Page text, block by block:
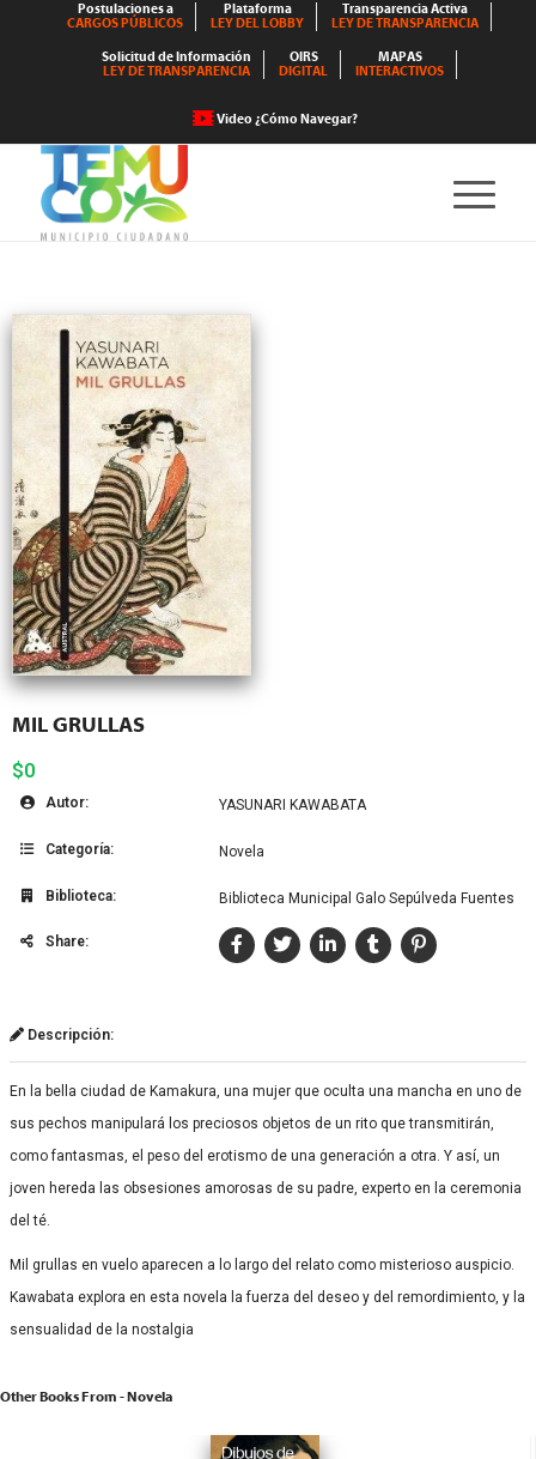
Postulaciones a
CARGOS PÚBLICOS
Plataforma
LEY DEL LOBBY
Transparencia Activa
LEY DE TRANSPARENCIA
Solicitud de Información
LEY DE TRANSPARENCIA
OIRS
DIGITAL
MAPAS
INTERACTIVOS
Video ¿Cómo Navegar?
MIL GRULLAS
$0
Autor: YASUNARI KAWABATA
Categoría: Novela
Biblioteca: Biblioteca Municipal Galo Sepúlveda Fuentes
Share:
Descripción:
En la bella ciudad de Kamakura, una mujer que oculta una mancha en uno de
sus pechos manipulará los preciosos objetos de un rito que transmitirán,
como fantasmas, el peso del erotismo de una generación a otra. Y así, un
joven hereda las obsesiones amorosas de su padre, experto en la ceremonia
del té.
Mil grullas en vuelo aparecen a lo largo del relato como misterioso auspicio.
Kawabata explora en esta novela la fuerza del deseo y del remordimiento, y la
sensualidad de la nostalgia
Other Books From - Novela